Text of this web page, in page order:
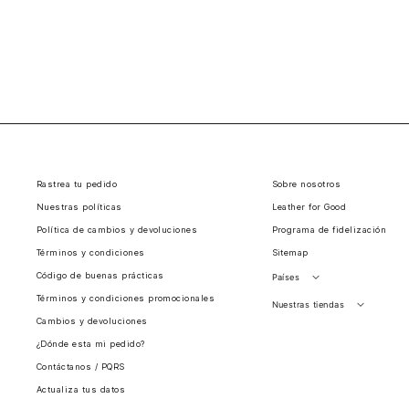
Rastrea tu pedido
Nuestras políticas
Política de cambios y devoluciones
Términos y condiciones
Código de buenas prácticas
Términos y condiciones promocionales
Cambios y devoluciones
¿Dónde esta mi pedido?
Contáctanos / PQRS
Actualiza tus datos
Sobre nosotros
Leather for Good
Programa de fidelización
Sitemap
Países
Perú
Nuestras tiendas